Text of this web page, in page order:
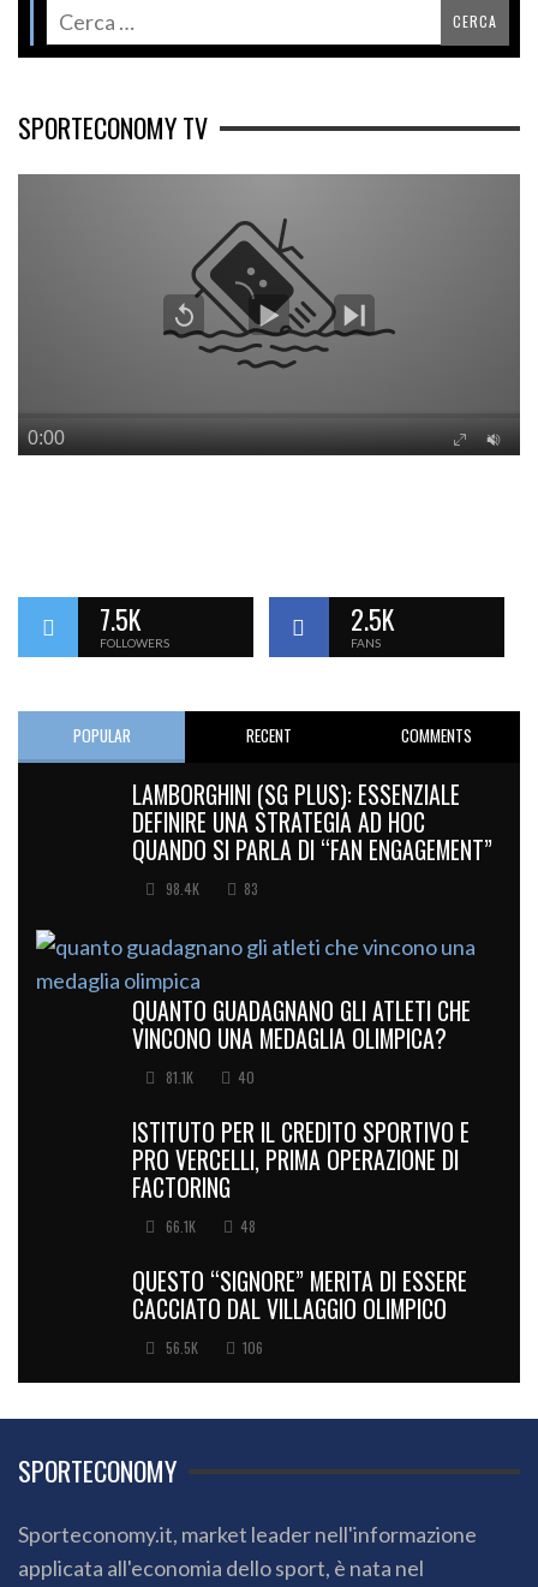
SPORTECONOMY TV
7.5K
FOLLOWERS
2.5K
FANS
POPULAR RECENT COMMENTS
LAMBORGHINI (SG PLUS): ESSENZIALE
DEFINIRE UNA STRATEGIA AD HOC
QUANDO SI PARLA DI “FAN ENGAGEMENT”
98.4K 83
QUANTO GUADAGNANO GLI ATLETI CHE
VINCONO UNA MEDAGLIA OLIMPICA?
81.1K 40
ISTITUTO PER IL CREDITO SPORTIVO E
PRO VERCELLI, PRIMA OPERAZIONE DI
FACTORING
66.1K 48
QUESTO “SIGNORE” MERITA DI ESSERE
CACCIATO DAL VILLAGGIO OLIMPICO
56.5K 106
SPORTECONOMY
Sporteconomy.it, market leader nell'informazione
applicata all'economia dello sport, è nata nel